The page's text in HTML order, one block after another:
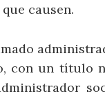
causen.
con un título